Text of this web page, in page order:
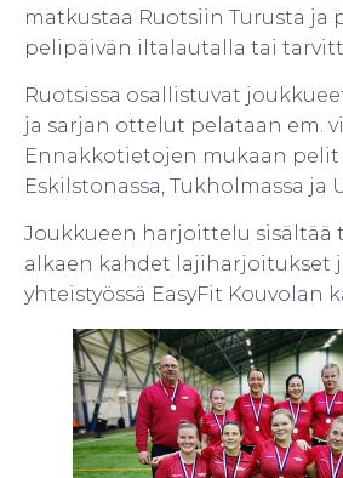
matkustaa Ruotsiin Turusta ja
pelipäivän iltalautalla tai
Ruotsissa osallistuvat
ja sarjan ottelut pelataan em.
Ennakkotietojen mukaan pelit
Eskilstonassa, Tukholmassa ja
Joukkueen harjoittelu sisältää
alkaen kahdet lajiharjoitukset
yhteistyössä EasyFit Kouvolan